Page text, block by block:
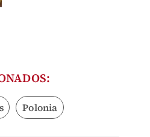
Polonia